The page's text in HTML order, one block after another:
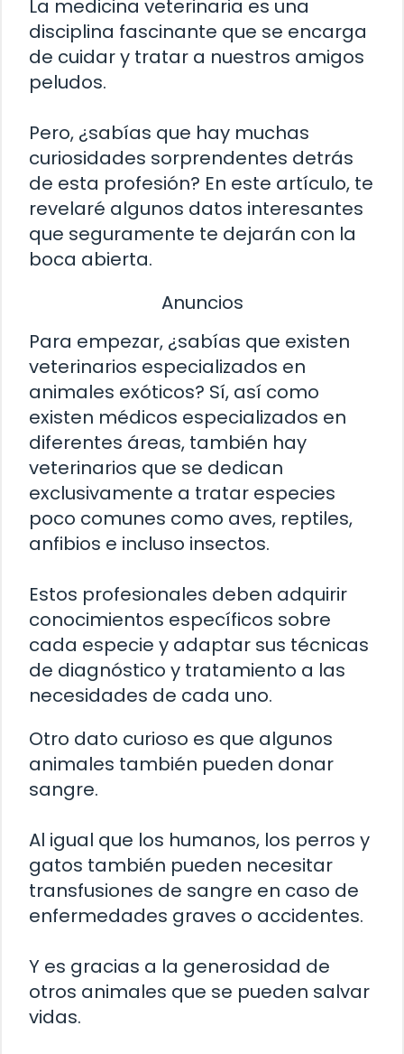
La medicina veterinaria es una
disciplina fascinante que se encarga
de cuidar y tratar a nuestros amigos
peludos.
Pero, ¿sabías que hay muchas
curiosidades sorprendentes detrás
de esta profesión? En este artículo, te
revelaré algunos datos interesantes
que seguramente te dejarán con la
boca abierta.
Anuncios
Para empezar, ¿sabías que existen
veterinarios especializados en
animales exóticos? Sí, así como
existen médicos especializados en
diferentes áreas, también hay
veterinarios que se dedican
exclusivamente a tratar especies
poco comunes como aves, reptiles,
anfibios e incluso insectos.
Estos profesionales deben adquirir
conocimientos específicos sobre
cada especie y adaptar sus técnicas
de diagnóstico y tratamiento a las
necesidades de cada uno.
Otro dato curioso es que algunos
animales también pueden donar
sangre.
Al igual que los humanos, los perros y
gatos también pueden necesitar
transfusiones de sangre en caso de
enfermedades graves o accidentes.
Y es gracias a la generosidad de
otros animales que se pueden salvar
vidas.